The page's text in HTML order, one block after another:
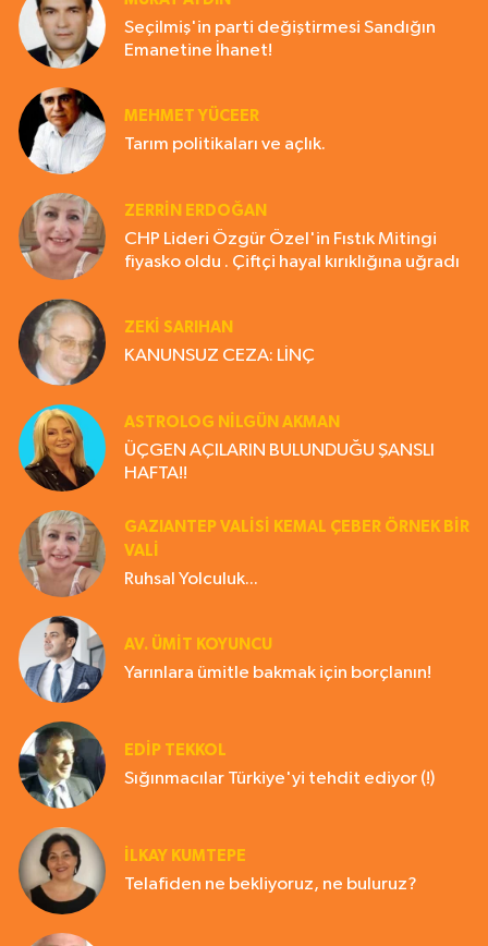
Seçilmiş'in parti değiştirmesi Sandığın
Emanetine İhanet!
MEHMET YÜCEER
Tarım politikaları ve açlık.
ZERRIN ERDOĞAN
CHP Lideri Özgür Özel'in Fıstık Mitingi
fiyasko oldu . Çiftçi hayal kırıklığına uğradı
ZEKI SARIHAN
KANUNSUZ CEZA: LİNÇ
ASTROLOG NILGÜN AKMAN
ÜÇGEN AÇILARIN BULUNDUĞU ŞANSLI
HAFTA!!
GAZIANTEP VALISI KEMAL ÇEBER ÖRNEK BİR
VALİ
Ruhsal Yolculuk...
AV. ÜMIT KOYUNCU
Yarınlara ümitle bakmak için borçlanın!
EDIP TEKKOL
Sığınmacılar Türkiye'yi tehdit ediyor (!)
İLKAY KUMTEPE
Telafiden ne bekliyoruz, ne buluruz?